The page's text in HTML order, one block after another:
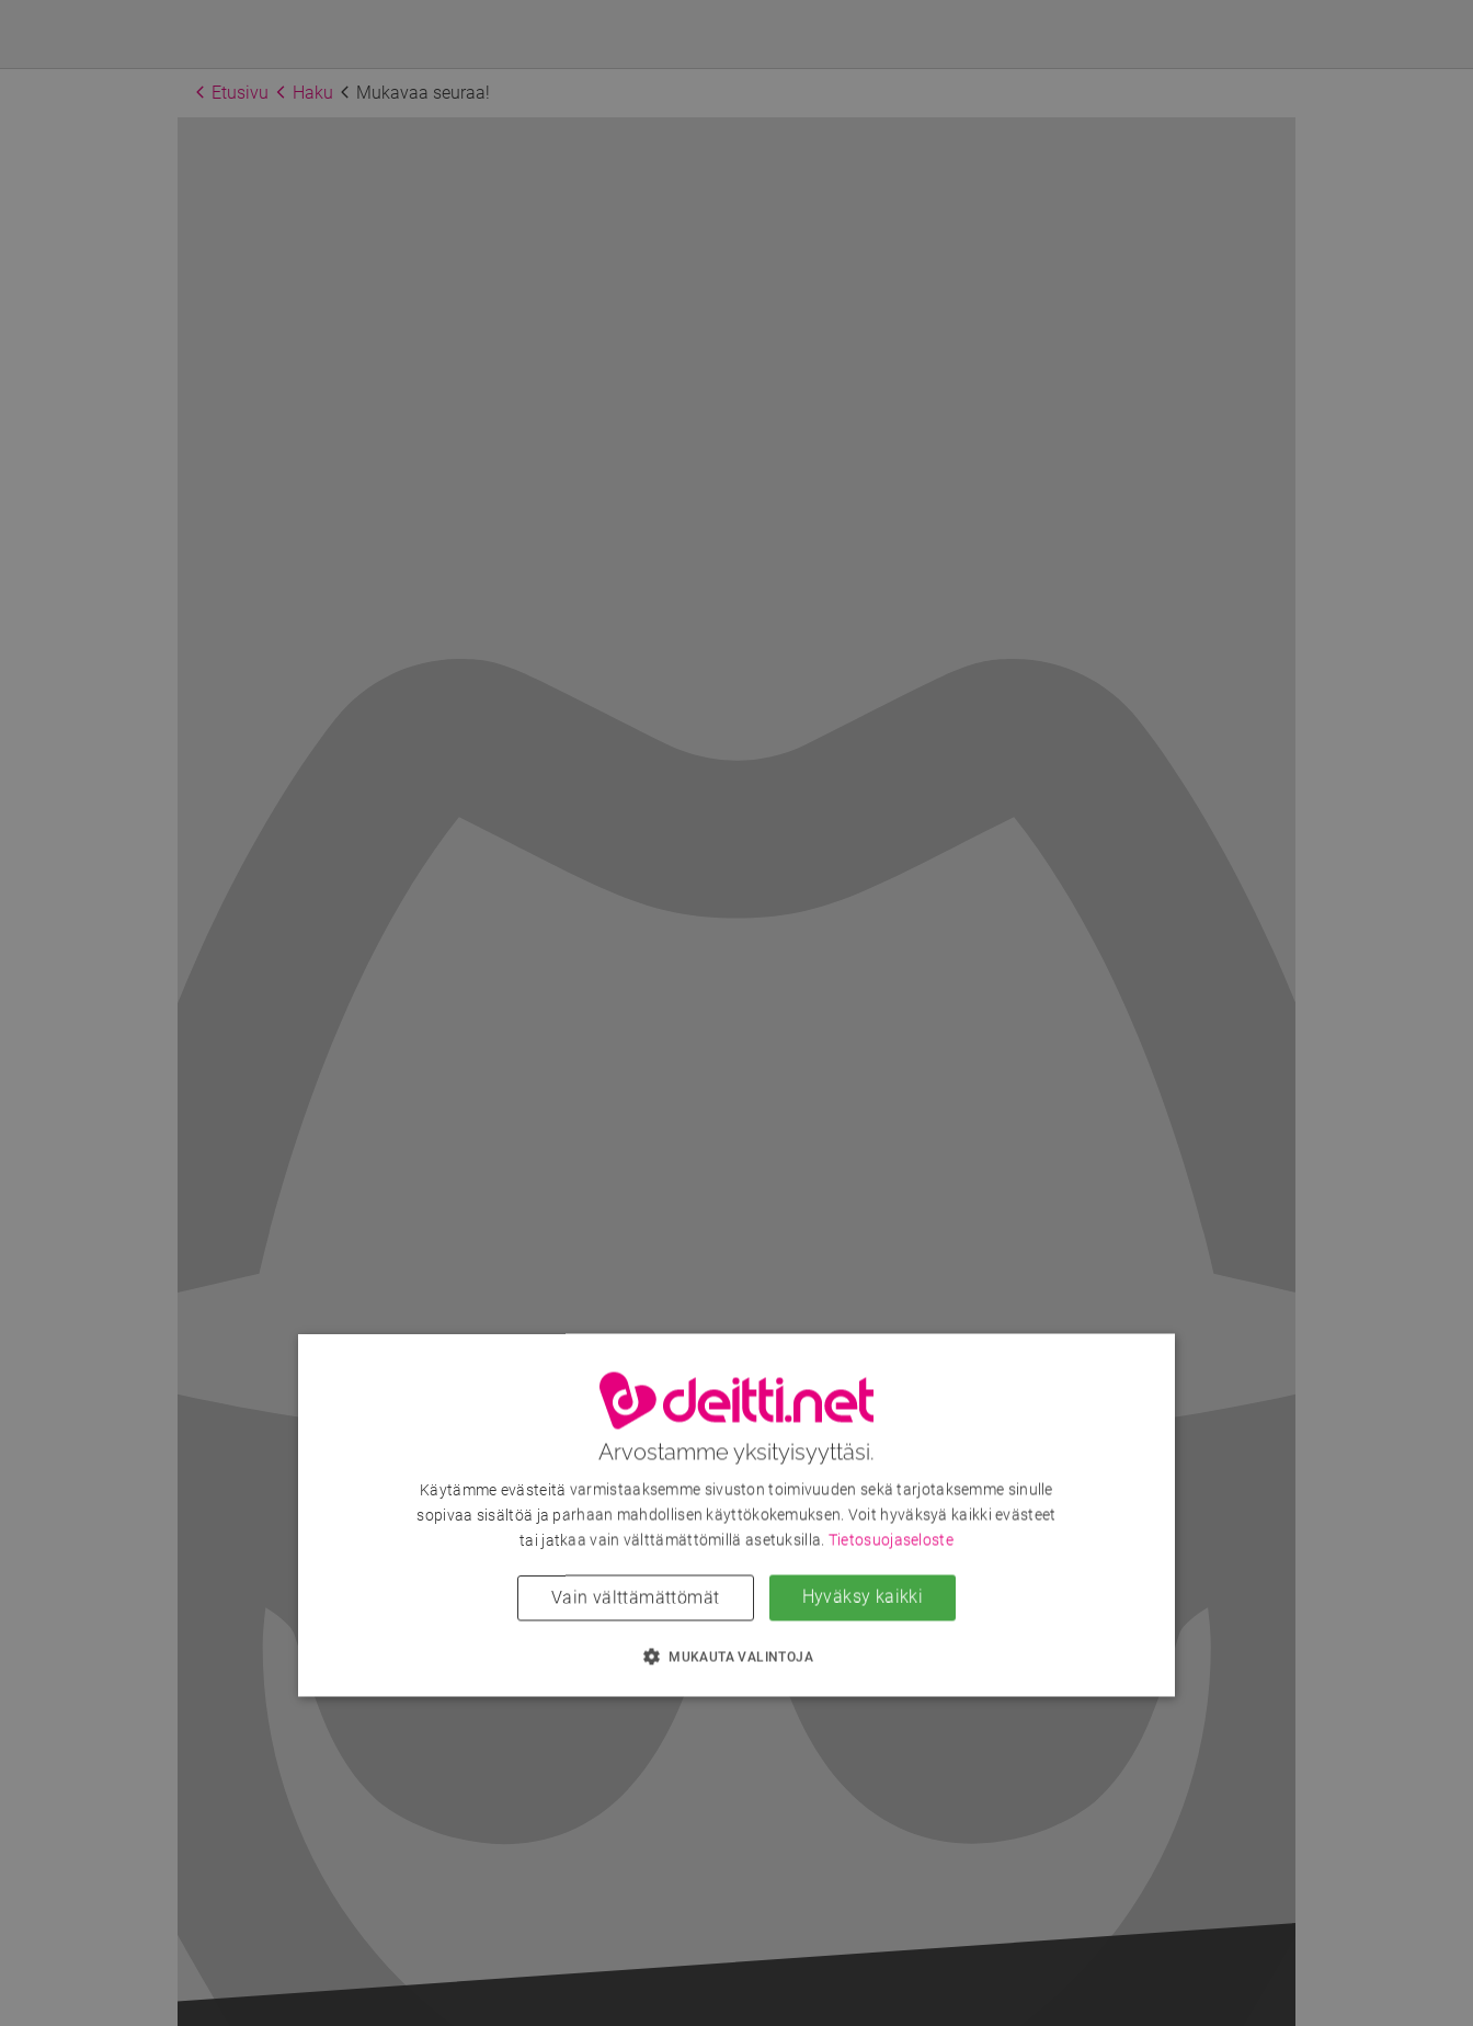
Etusivu Haku Mukavaa seuraa!
Next
Arvostamme yksityisyyttäsi.
Käytämme evästeitä varmistaaksemme sivuston toimivuuden sekä tarjotaksemme sinulle
sopivaa sisältöä ja parhaan mahdollisen käyttökokemuksen. Voit hyväksyä kaikki evästeet
tai jatkaa vain välttämättömillä asetuksilla. Tietosuojaseloste
Hyväksy kaikki
Vain välttämättömät
MUKAUTA VALINTOJA